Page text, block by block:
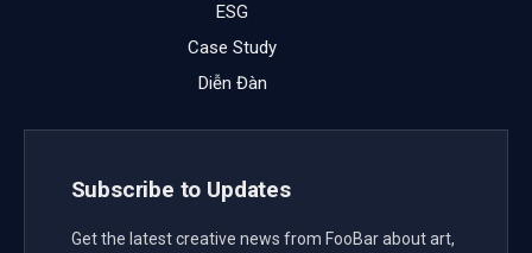
ESG
Case Study
Diễn Đàn
Subscribe to Updates
Get the latest creative news from FooBar about art,